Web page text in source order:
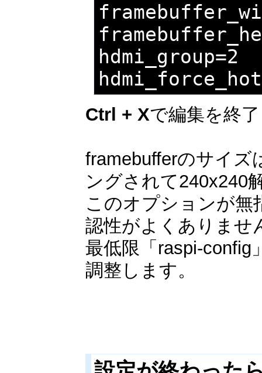
hdmi_group=2
Ctrl + Xで編集を終
framebufferのサイズ
ングされて240x240
このオプションが無
認性がよくありませ
最低限「raspi-config
調整します。